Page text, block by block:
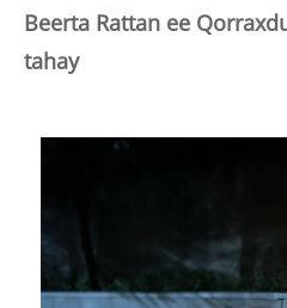
Beerta Rattan ee
tahay